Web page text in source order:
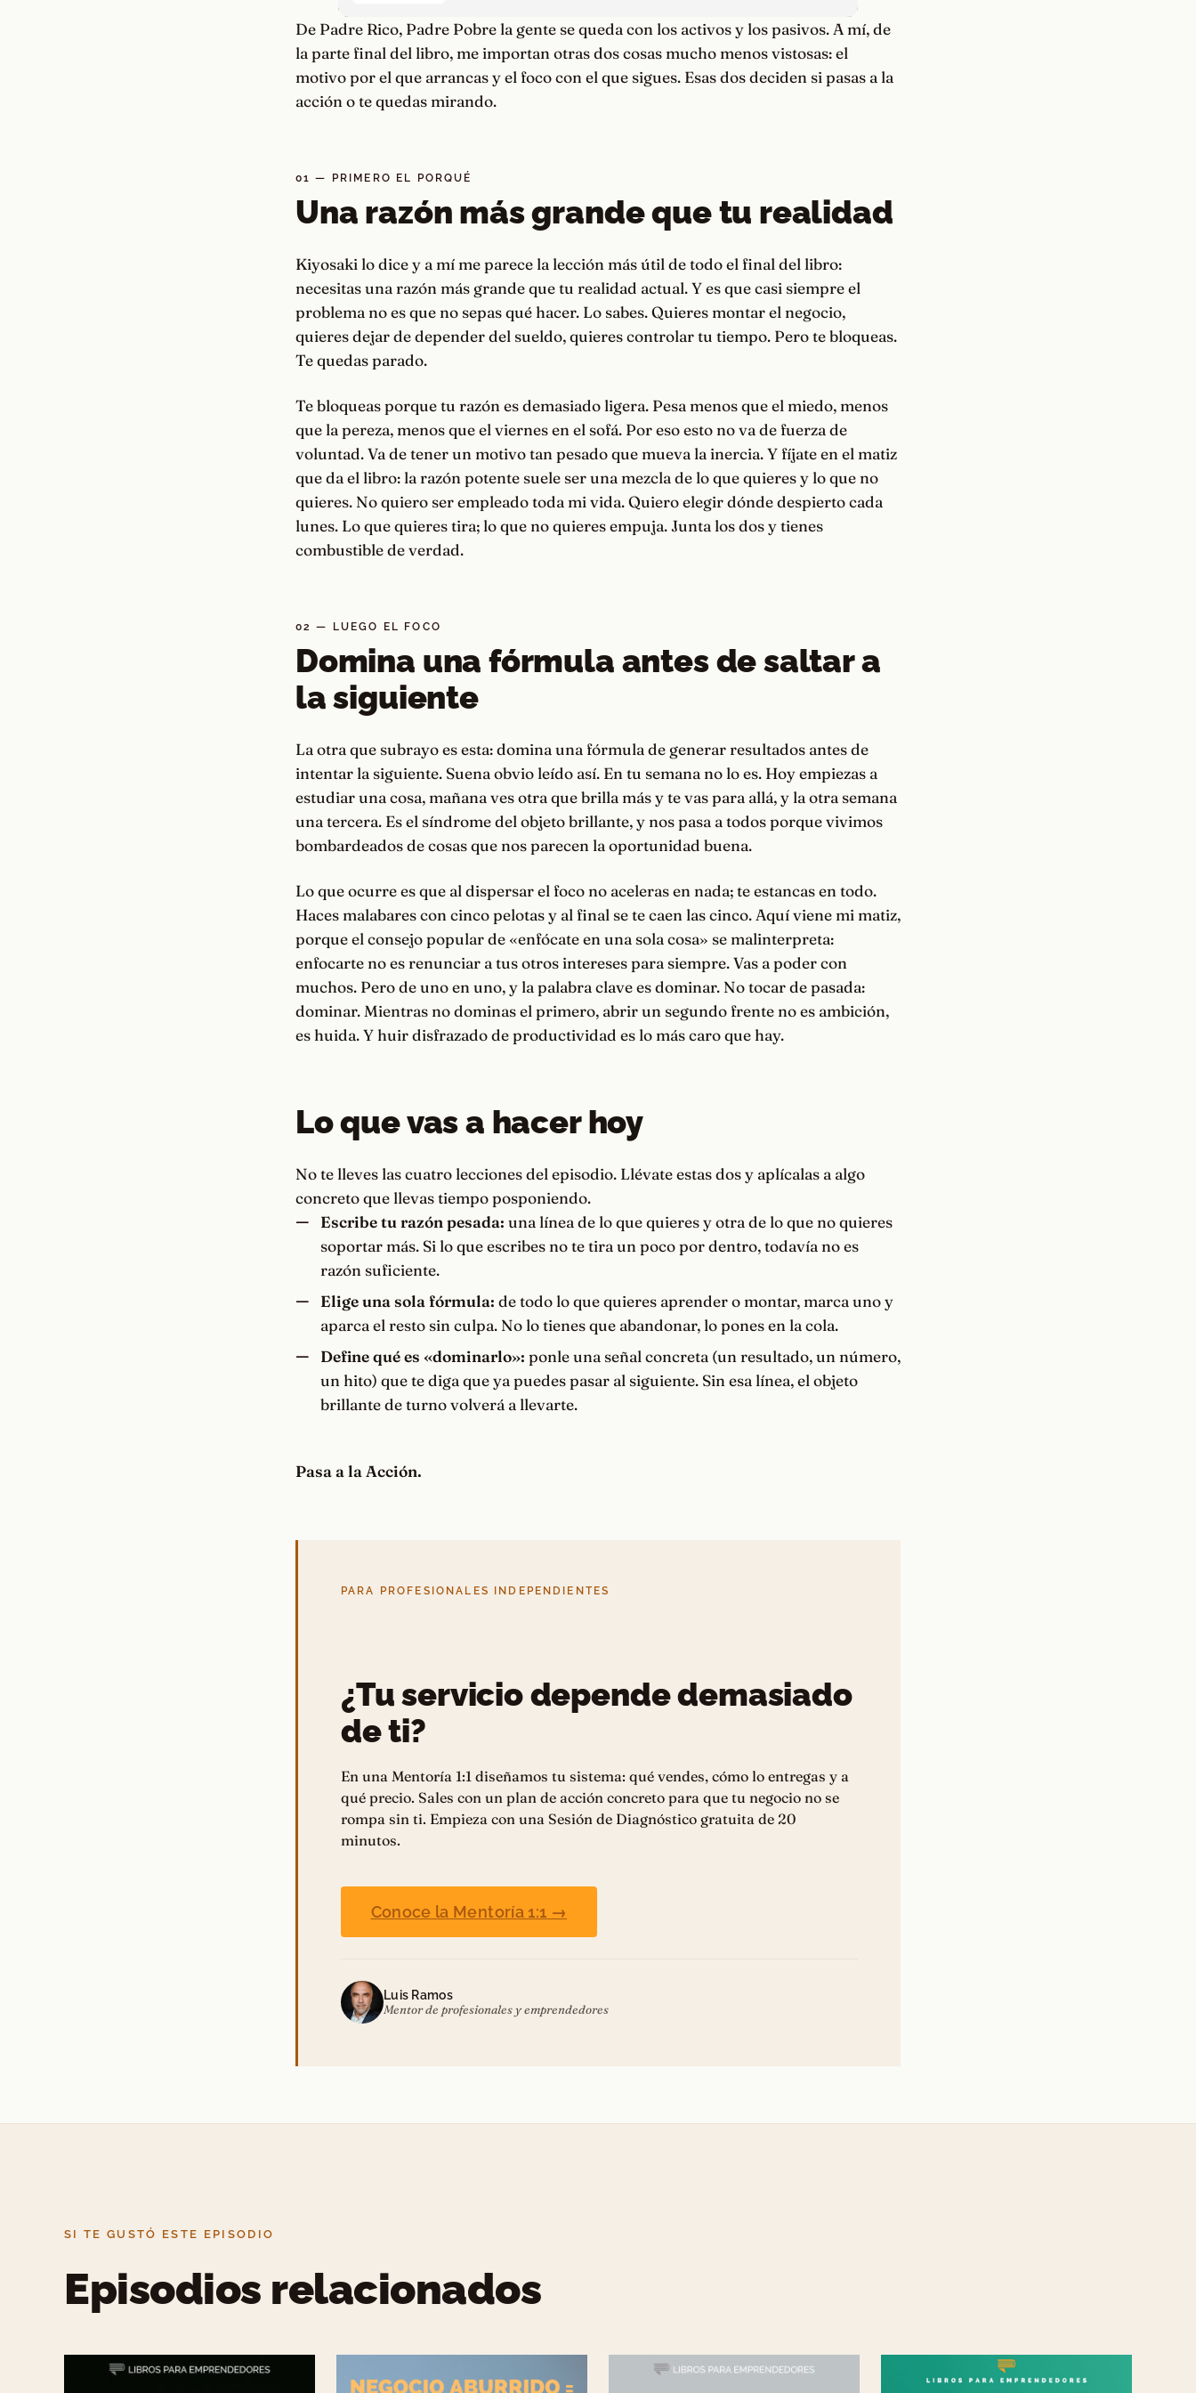
De Padre Rico, Padre Pobre la gente se queda con los activos y los pasivos. A mí, de
la parte final del libro, me importan otras dos cosas mucho menos vistosas: el
motivo por el que arrancas y el foco con el que sigues. Esas dos deciden si pasas a la
acción o te quedas mirando.
01 — PRIMERO EL PORQUÉ
Una razón más grande que tu realidad
Kiyosaki lo dice y a mí me parece la lección más útil de todo el final del libro:
necesitas una razón más grande que tu realidad actual. Y es que casi siempre el
problema no es que no sepas qué hacer. Lo sabes. Quieres montar el negocio,
quieres dejar de depender del sueldo, quieres controlar tu tiempo. Pero te bloqueas.
Te quedas parado.
Te bloqueas porque tu razón es demasiado ligera. Pesa menos que el miedo, menos
que la pereza, menos que el viernes en el sofá. Por eso esto no va de fuerza de
voluntad. Va de tener un motivo tan pesado que mueva la inercia. Y fíjate en el matiz
que da el libro: la razón potente suele ser una mezcla de lo que quieres y lo que no
quieres. No quiero ser empleado toda mi vida. Quiero elegir dónde despierto cada
lunes. Lo que quieres tira; lo que no quieres empuja. Junta los dos y tienes
combustible de verdad.
02 — LUEGO EL FOCO
Domina una fórmula antes de saltar a
la siguiente
La otra que subrayo es esta: domina una fórmula de generar resultados antes de
intentar la siguiente. Suena obvio leído así. En tu semana no lo es. Hoy empiezas a
estudiar una cosa, mañana ves otra que brilla más y te vas para allá, y la otra semana
una tercera. Es el síndrome del objeto brillante, y nos pasa a todos porque vivimos
bombardeados de cosas que nos parecen la oportunidad buena.
Lo que ocurre es que al dispersar el foco no aceleras en nada; te estancas en todo.
Haces malabares con cinco pelotas y al final se te caen las cinco. Aquí viene mi matiz,
porque el consejo popular de «enfócate en una sola cosa» se malinterpreta:
enfocarte no es renunciar a tus otros intereses para siempre. Vas a poder con
muchos. Pero de uno en uno, y la palabra clave es dominar. No tocar de pasada:
dominar. Mientras no dominas el primero, abrir un segundo frente no es ambición,
es huida. Y huir disfrazado de productividad es lo más caro que hay.
Lo que vas a hacer hoy
No te lleves las cuatro lecciones del episodio. Llévate estas dos y aplícalas a algo
concreto que llevas tiempo posponiendo.
Escribe tu razón pesada: una línea de lo que quieres y otra de lo que no quieres
soportar más. Si lo que escribes no te tira un poco por dentro, todavía no es
razón suficiente.
Elige una sola fórmula: de todo lo que quieres aprender o montar, marca uno y
aparca el resto sin culpa. No lo tienes que abandonar, lo pones en la cola.
Define qué es «dominarlo»: ponle una señal concreta (un resultado, un número,
un hito) que te diga que ya puedes pasar al siguiente. Sin esa línea, el objeto
brillante de turno volverá a llevarte.
Pasa a la Acción.
PARA PROFESIONALES INDEPENDIENTES
¿Tu servicio depende demasiado
de ti?
En una Mentoría 1:1 diseñamos tu sistema: qué vendes, cómo lo entregas y a
qué precio. Sales con un plan de acción concreto para que tu negocio no se
rompa sin ti. Empieza con una Sesión de Diagnóstico gratuita de 20
minutos.
Conoce la Mentoría 1:1 →
Luis Ramos
Mentor de profesionales y emprendedores
SI TE GUSTÓ ESTE EPISODIO
Episodios relacionados